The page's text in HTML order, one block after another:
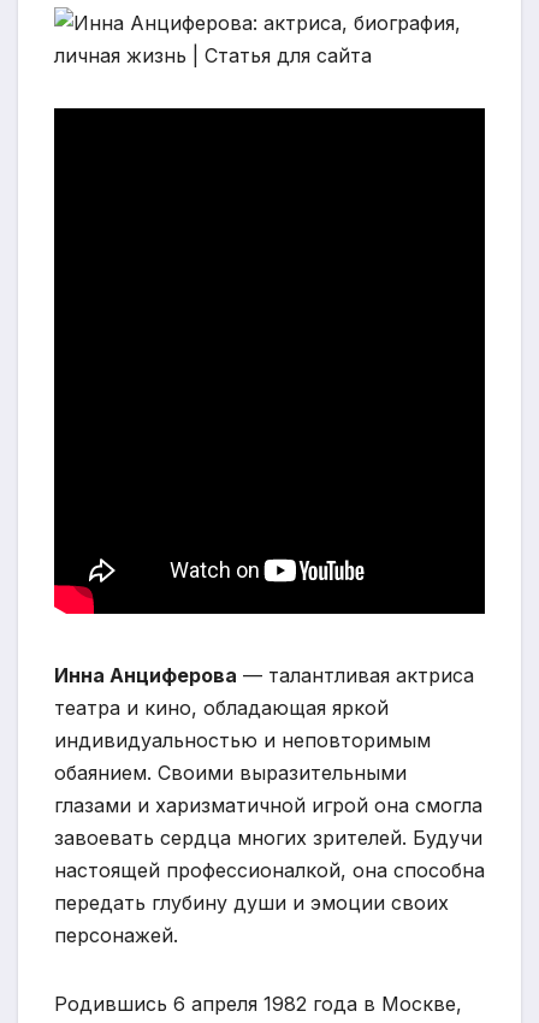
Инна Анциферова — талантливая актриса
театра и кино, обладающая яркой
индивидуальностью и неповторимым
обаянием. Своими выразительными
глазами и харизматичной игрой она смогла
завоевать сердца многих зрителей. Будучи
настоящей профессионалкой, она способна
передать глубину души и эмоции своих
персонажей.
Родившись 6 апреля 1982 года в Москве,